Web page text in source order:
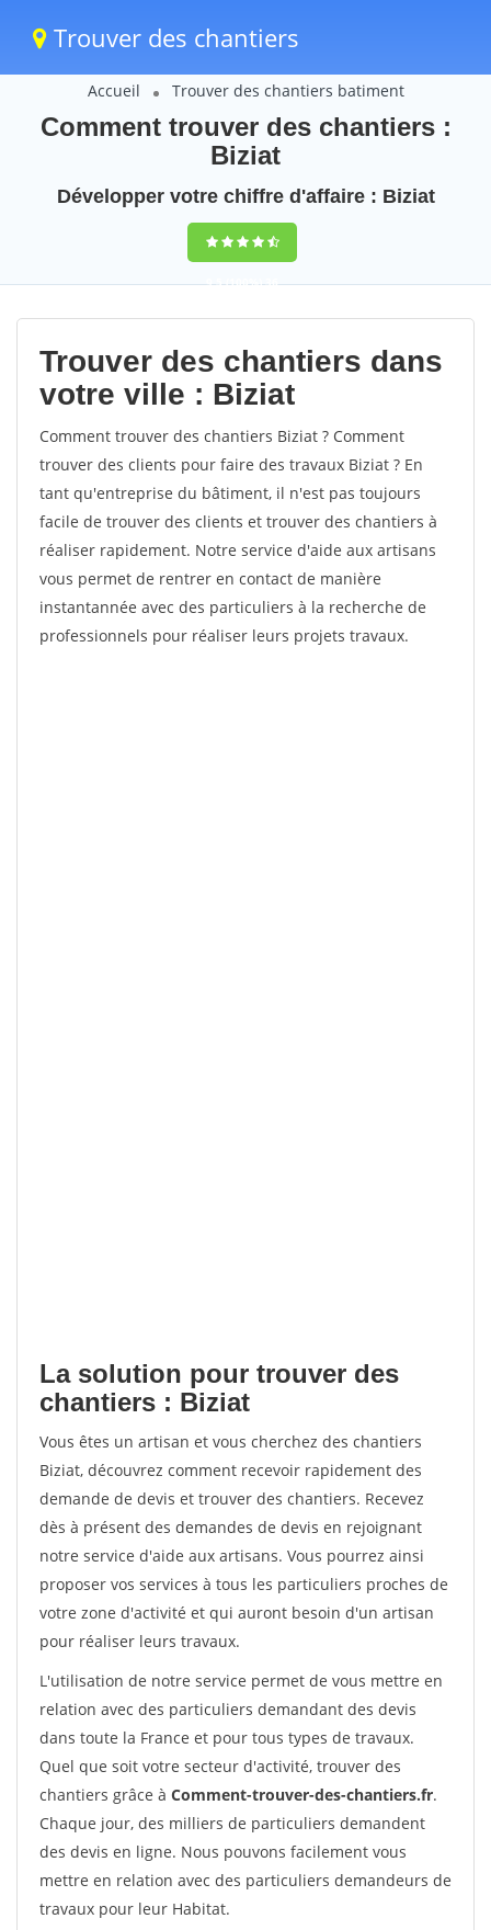
Trouver des chantiers
Accueil Trouver des chantiers batiment
Comment trouver des chantiers :
Biziat
Développer votre chiffre d'affaire : Biziat
9,5(100%)36
votes
Trouver des chantiers dans
votre ville : Biziat
Comment trouver des chantiers Biziat ? Comment
trouver des clients pour faire des travaux Biziat ? En
tant qu'entreprise du bâtiment, il n'est pas toujours
facile de trouver des clients et trouver des chantiers à
réaliser rapidement. Notre service d'aide aux artisans
vous permet de rentrer en contact de manière
instantannée avec des particuliers à la recherche de
professionnels pour réaliser leurs projets travaux.
La solution pour trouver des
chantiers : Biziat
Vous êtes un artisan et vous cherchez des chantiers
Biziat, découvrez comment recevoir rapidement des
demande de devis et trouver des chantiers. Recevez
dès à présent des demandes de devis en rejoignant
notre service d'aide aux artisans. Vous pourrez ainsi
proposer vos services à tous les particuliers proches de
votre zone d'activité et qui auront besoin d'un artisan
pour réaliser leurs travaux.
L'utilisation de notre service permet de vous mettre en
relation avec des particuliers demandant des devis
dans toute la France et pour tous types de travaux.
Quel que soit votre secteur d'activité, trouver des
chantiers grâce à Comment-trouver-des-chantiers.fr.
Chaque jour, des milliers de particuliers demandent
des devis en ligne. Nous pouvons facilement vous
mettre en relation avec des particuliers demandeurs de
travaux pour leur Habitat.